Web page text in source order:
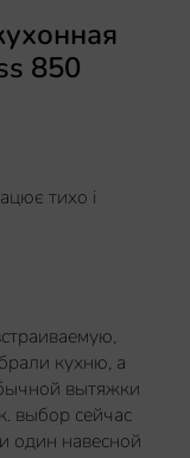
850
тихо і
кухню, а
вытяжки
выбор сейчас
один навесной